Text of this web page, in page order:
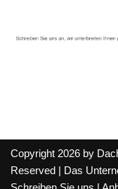
Copyright 2026 by
Reserved |
Das